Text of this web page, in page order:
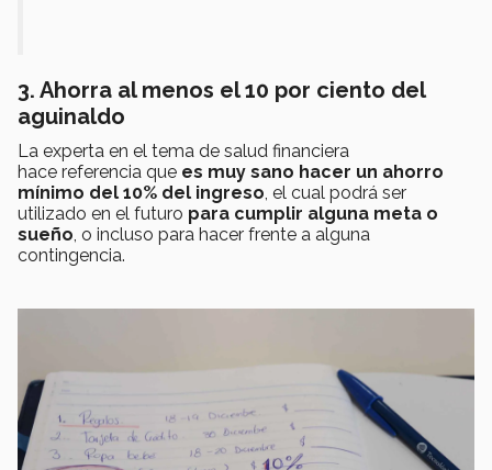
3. Ahorra al menos el 10 por ciento del
aguinaldo
La experta en el tema de salud financiera
hace referencia que es muy sano hacer un ahorro
mínimo del 10% del ingreso, el cual podrá ser
utilizado en el futuro para cumplir alguna meta o
sueño, o incluso para hacer frente a alguna
contingencia.